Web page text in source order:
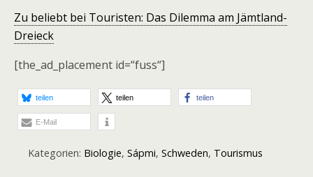
Zu beliebt bei Touristen: Das Dilemma am Jämtland-
Dreieck
[the_ad_placement id=“fuss“]
teilen teilen teilen
E-Mail
Kategorien: Biologie, Sápmi, Schweden, Tourismus